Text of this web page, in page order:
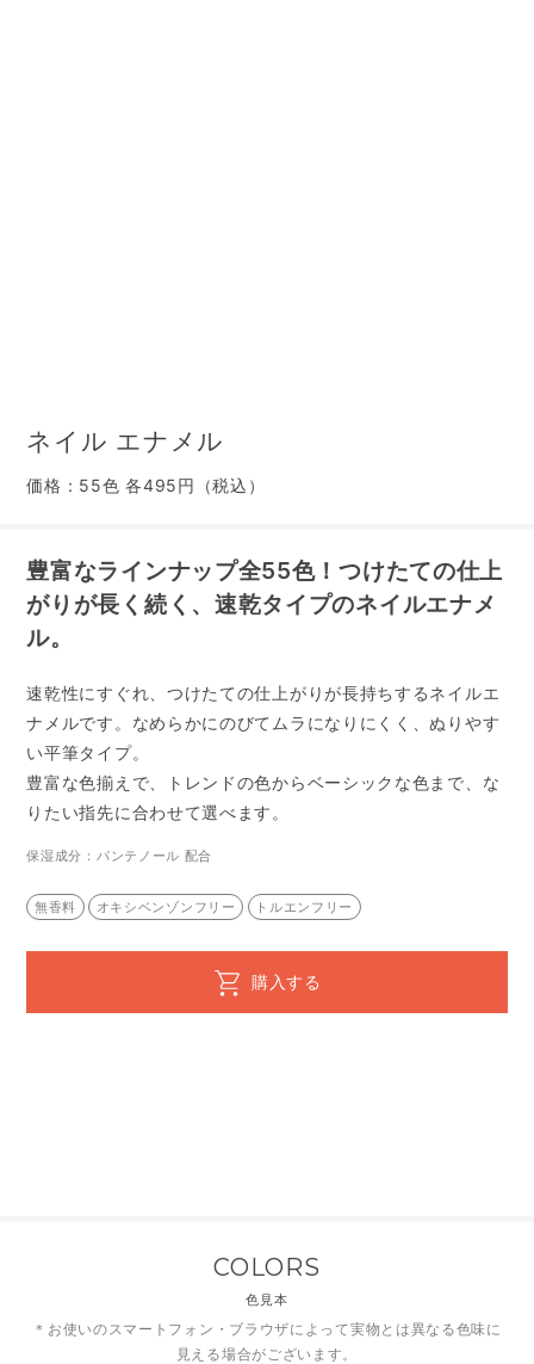
ネイル エナメル
価格：55色 各495円（税込）
豊富なラインナップ全55色！つけたての仕上
がりが長く続く、速乾タイプのネイルエナメ
ル。
速乾性にすぐれ、つけたての仕上がりが長持ちするネイルエ
ナメルです。 なめらかにのびてムラになりにくく、ぬりやす
い平筆タイプ。
豊富な色揃えで、トレンドの色からベーシックな色まで、な
りたい指先に合わせて選べます。
保湿成分：パンテノール 配合
無香料 オキシベンゾンフリー トルエンフリー
購入する
COLORS
色見本
＊お使いのスマートフォン・ブラウザによって実物とは異なる色味に
見える場合がございます。